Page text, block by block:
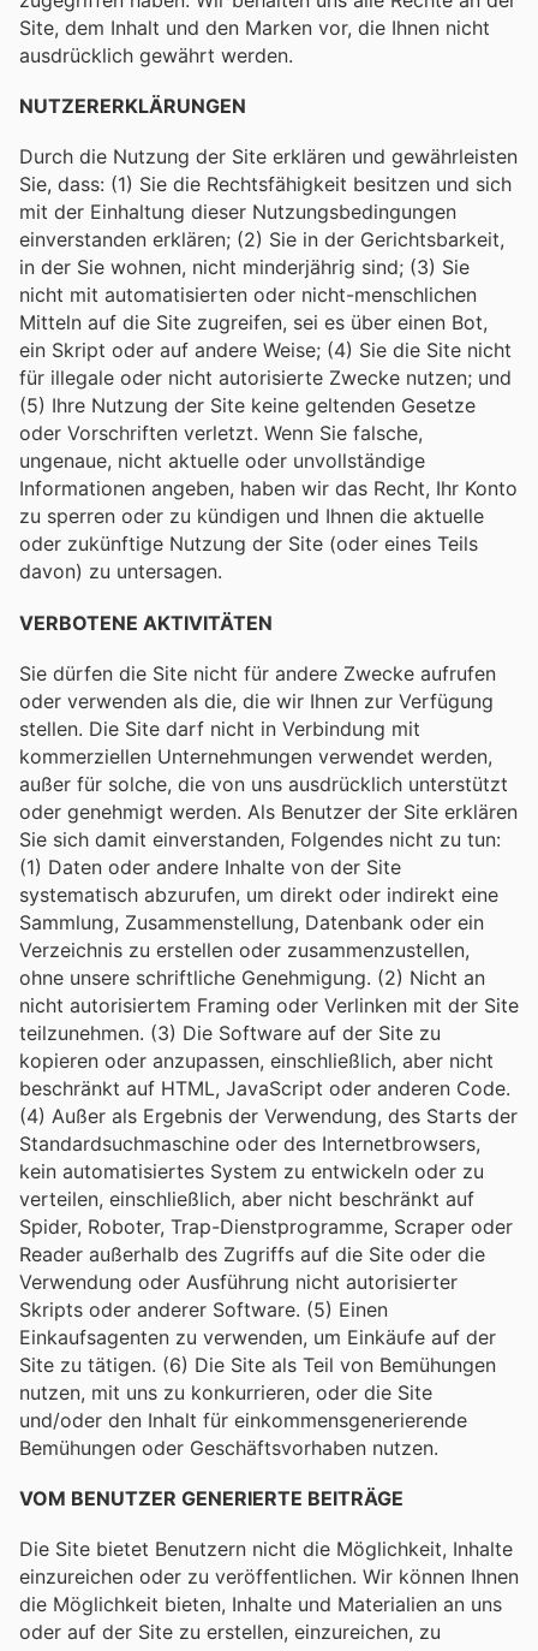
Site, dem Inhalt und den Marken vor, die Ihnen nicht
ausdrücklich gewährt werden.
NUTZERERKLÄRUNGEN
Durch die Nutzung der Site erklären und gewährleisten
Sie, dass: (1) Sie die Rechtsfähigkeit besitzen und sich
mit der Einhaltung dieser Nutzungsbedingungen
einverstanden erklären; (2) Sie in der Gerichtsbarkeit,
in der Sie wohnen, nicht minderjährig sind; (3) Sie
nicht mit automatisierten oder nicht-menschlichen
Mitteln auf die Site zugreifen, sei es über einen Bot,
ein Skript oder auf andere Weise; (4) Sie die Site nicht
für illegale oder nicht autorisierte Zwecke nutzen; und
(5) Ihre Nutzung der Site keine geltenden Gesetze
oder Vorschriften verletzt. Wenn Sie falsche,
ungenaue, nicht aktuelle oder unvollständige
Informationen angeben, haben wir das Recht, Ihr Konto
zu sperren oder zu kündigen und Ihnen die aktuelle
oder zukünftige Nutzung der Site (oder eines Teils
davon) zu untersagen.
VERBOTENE AKTIVITÄTEN
Sie dürfen die Site nicht für andere Zwecke aufrufen
oder verwenden als die, die wir Ihnen zur Verfügung
stellen. Die Site darf nicht in Verbindung mit
kommerziellen Unternehmungen verwendet werden,
außer für solche, die von uns ausdrücklich unterstützt
oder genehmigt werden. Als Benutzer der Site erklären
Sie sich damit einverstanden, Folgendes nicht zu tun:
(1) Daten oder andere Inhalte von der Site
systematisch abzurufen, um direkt oder indirekt eine
Sammlung, Zusammenstellung, Datenbank oder ein
Verzeichnis zu erstellen oder zusammenzustellen,
ohne unsere schriftliche Genehmigung. (2) Nicht an
nicht autorisiertem Framing oder Verlinken mit der Site
teilzunehmen. (3) Die Software auf der Site zu
kopieren oder anzupassen, einschließlich, aber nicht
beschränkt auf HTML, JavaScript oder anderen Code.
(4) Außer als Ergebnis der Verwendung, des Starts der
Standardsuchmaschine oder des Internetbrowsers,
kein automatisiertes System zu entwickeln oder zu
verteilen, einschließlich, aber nicht beschränkt auf
Spider, Roboter, Trap-Dienstprogramme, Scraper oder
Reader außerhalb des Zugriffs auf die Site oder die
Verwendung oder Ausführung nicht autorisierter
Skripts oder anderer Software. (5) Einen
Einkaufsagenten zu verwenden, um Einkäufe auf der
Site zu tätigen. (6) Die Site als Teil von Bemühungen
nutzen, mit uns zu konkurrieren, oder die Site
und/oder den Inhalt für einkommensgenerierende
Bemühungen oder Geschäftsvorhaben nutzen.
VOM BENUTZER GENERIERTE BEITRÄGE
Die Site bietet Benutzern nicht die Möglichkeit, Inhalte
einzureichen oder zu veröffentlichen. Wir können Ihnen
die Möglichkeit bieten, Inhalte und Materialien an uns
oder auf der Site zu erstellen, einzureichen, zu